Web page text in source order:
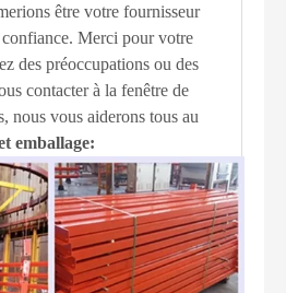
être votre fournisseur
Merci pour votre
des préoccupations ou des
contacter à la fenêtre de
nous vous aiderons tous au
emballage: